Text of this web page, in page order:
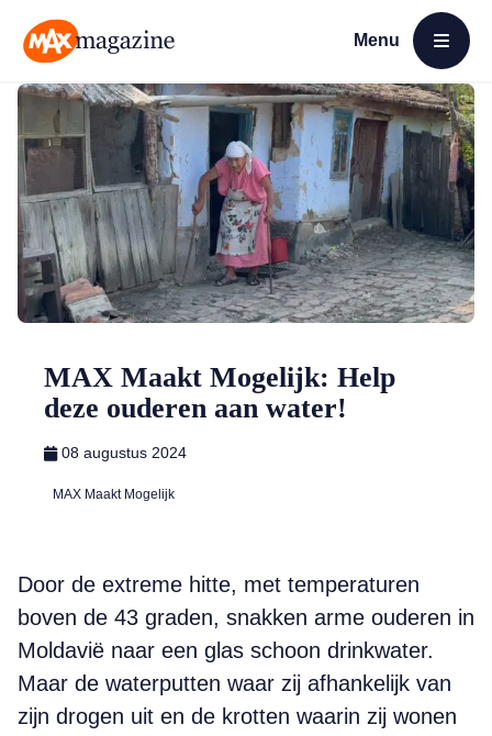
Menu
Open menu
MAX Maakt Mogelijk: Help
deze ouderen aan water!
08 augustus 2024
MAX Maakt Mogelijk
Door de extreme hitte, met temperaturen
boven de 43 graden, snakken arme ouderen in
Moldavië naar een glas schoon drinkwater.
Maar de waterputten waar zij afhankelijk van
zijn drogen uit en de krotten waarin zij wonen